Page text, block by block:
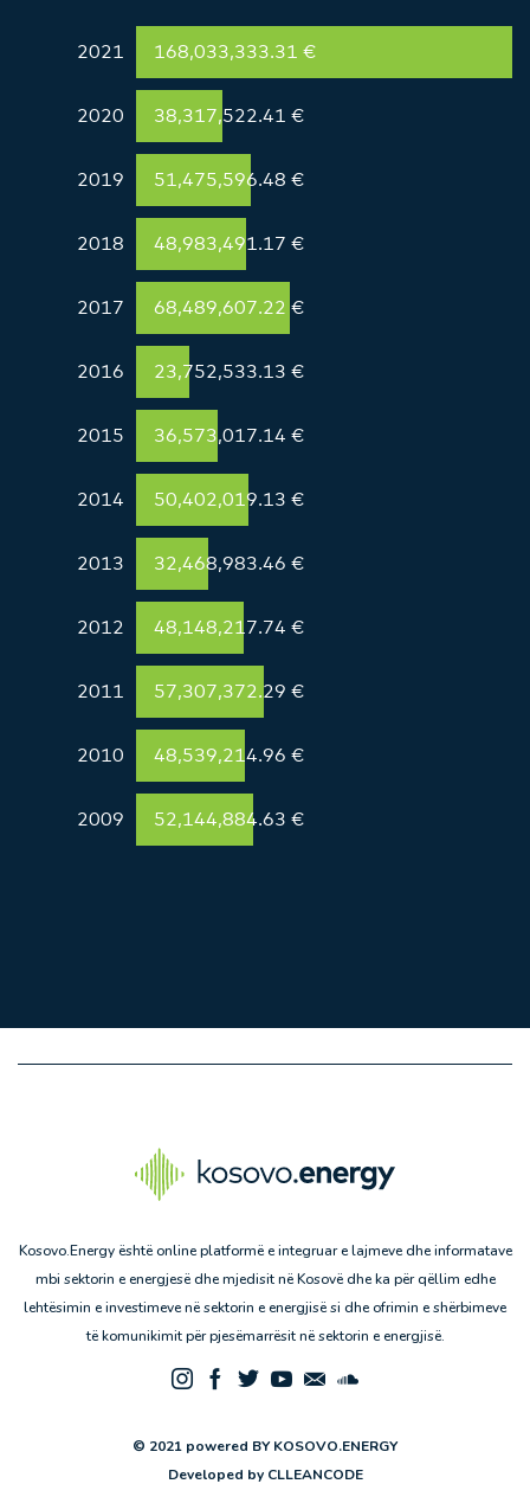
2021 168,033,333.31 €
2020 38,317,522.41 €
2019 51,475,596.48 €
2018 48,983,491.17 €
2017 68,489,607.22 €
2016 23,752,533.13 €
2015 36,573,017.14 €
2014 50,402,019.13 €
2013 32,468,983.46 €
2012 48,148,217.74 €
2011 57,307,372.29 €
2010 48,539,214.96 €
2009 52,144,884.63 €
Kosovo.Energy është online platformë e integruar e lajmeve dhe informatave
mbi sektorin e energjesë dhe mjedisit në Kosovë dhe ka për qëllim edhe
lehtësimin e investimeve në sektorin e energjisë si dhe ofrimin e shërbimeve
të komunikimit për pjesëmarrësit në sektorin e energjisë.
© 2021 powered BY KOSOVO.ENERGY
Developed by CLLEANCODE